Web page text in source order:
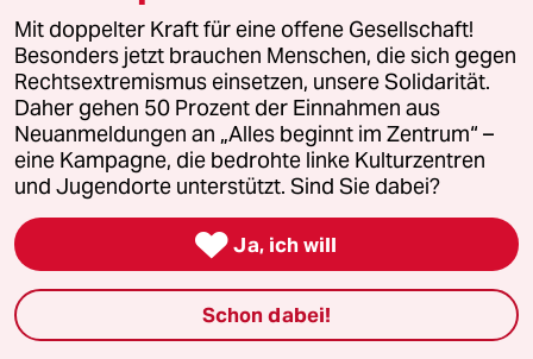
Downloads für Abonnierende
© 2026 taz Verlags und Vertriebs GmbH
Alle Rechte vorbehalten. Bei rechtlichen Fragen oder für Genehmigungen
wenden Sie sich bitte anlizenzen@taz.de
Feedback Redaktionsstatut Kommune-Richtlinien KI-
Mit doppelter Kraft für eine offene Gesellschaft!
Besonders jetzt brauchen Menschen, die sich gegen
Rechtsextremismus einsetzen, unsere Solidarität.
Daher gehen 50 Prozent der Einnahmen aus
Neuanmeldungen an „Alles beginnt im Zentrum“ –
eine Kampagne, die bedrohte linke Kulturzentren
und Jugendorte unterstützt. Sind Sie dabei?
 Ja, ich will
Schon dabei!